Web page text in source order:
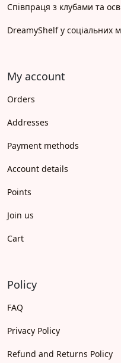
Співпраця з клубами та
DreamyShelf у соціальних
My account
Orders
Addresses
Payment methods
Account details
Points
Join us
Cart
Policy
FAQ
Privacy Policy
Refund and Returns Policy